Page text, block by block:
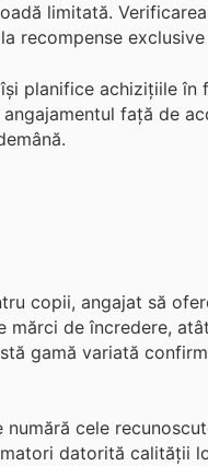
limitată.
recompense
planifice achizițiile
față de
copii, angajat să
de încredere,
gamă variată
cele
datorită calității